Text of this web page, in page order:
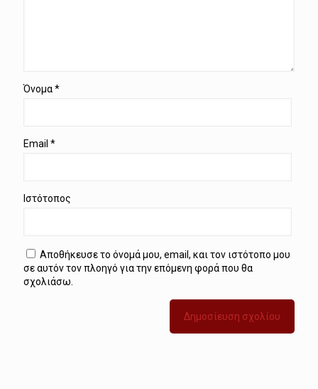
Όνομα*
Email *
Ιστότοπος
Αποθήκευσε το όνομά μου, email, και τον ιστότοπο μου
σε αυτόν τον πλοηγό για την επόμενη φορά που θα
σχολιάσω.